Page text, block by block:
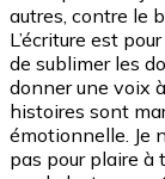
autres, contre le
L’écriture est
de sublimer les
donner une voix
histoires sont
émotionnelle. Je
pas pour plaire à